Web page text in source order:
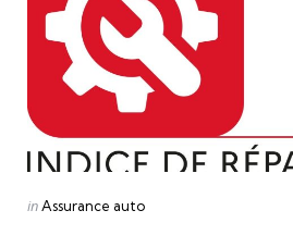
Posted
inAssurance auto